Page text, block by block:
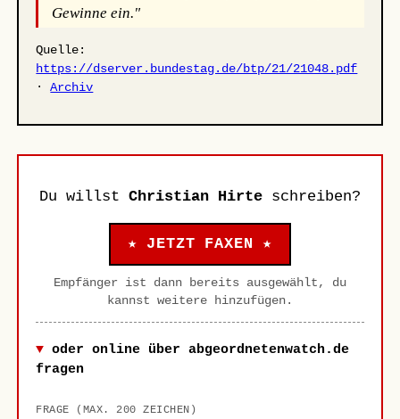
Gewinne ein."
Quelle:
https://dserver.bundestag.de/btp/21/21048.pdf
·Archiv
Du willst Christian Hirte schreiben?
★ JETZT FAXEN ★
Empfänger ist dann bereits ausgewählt, du
kannst weitere hinzufügen.
oder online über abgeordnetenwatch.de
fragen
FRAGE (MAX. 200 ZEICHEN)